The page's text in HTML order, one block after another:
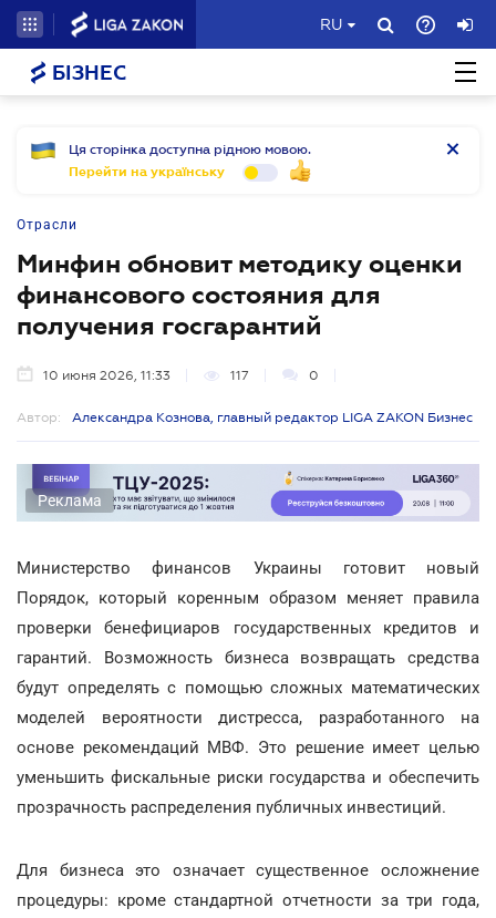
RU
БІЗНЕС
Ця сторінка доступна рідною мовою.
Перейти на українську
Отрасли
Минфин обновит методику оценки
финансового состояния для
получения госгарантий
10 июня 2026, 11:33 117 0
Автор: Александра Кознова, главный редактор LIGA ZAKON Бизнес
Реклама
Министерство финансов Украины готовит новый
Порядок, который коренным образом меняет правила
проверки бенефициаров государственных кредитов и
гарантий. Возможность бизнеса возвращать средства
будут определять с помощью сложных математических
моделей вероятности дистресса, разработанного на
основе рекомендаций МВФ. Это решение имеет целью
уменьшить фискальные риски государства и обеспечить
прозрачность распределения публичных инвестиций.
Для бизнеса это означает существенное осложнение
процедуры: кроме стандартной отчетности за три года,